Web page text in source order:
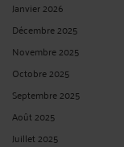
Janvier 2026
Décembre 2025
Novembre 2025
Octobre 2025
Septembre 2025
Août 2025
Juillet 2025